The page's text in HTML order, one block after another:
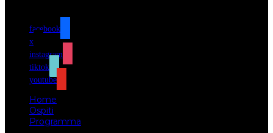
facebook
x
instagram
tiktok
youtube
Home
Ospiti
Programma